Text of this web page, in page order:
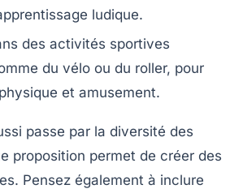
ludique.
des activités sportives
du vélo ou du roller, pour
et amusement.
passe par la diversité des
proposition permet de créer des
Pensez également à inclure